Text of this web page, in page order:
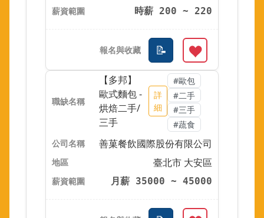
時薪 200 ~ 220
【多邦】
歐式麵包 -
烘焙二手/
三手
詳
細
#歐包
#二手
#三手
#蔬食
善菓餐飲國際股份有限公司
臺北市 大安區
月薪 35000 ~ 45000